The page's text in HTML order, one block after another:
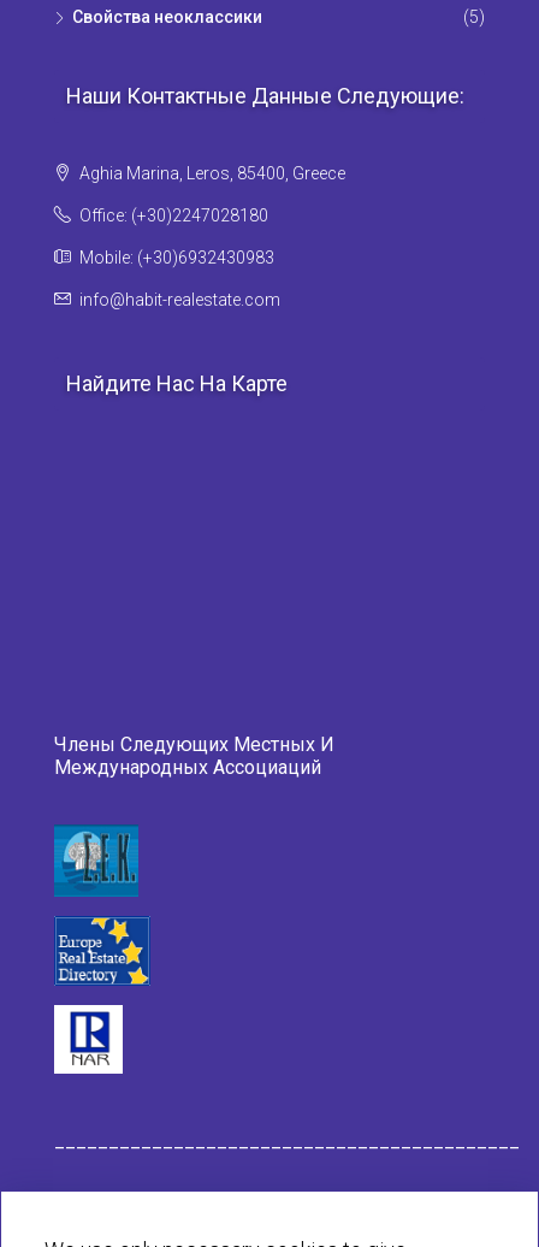
Свойства неоклассики (5)
Наши Контактные Данные Следующие:
Aghia Marina, Leros, 85400, Greece
Office: (+30)2247028180
Mobile: (+30)6932430983
info@habit-realestate.com
Найдите Нас На Карте
Члены Следующих Местных И
Международных Ассоциаций